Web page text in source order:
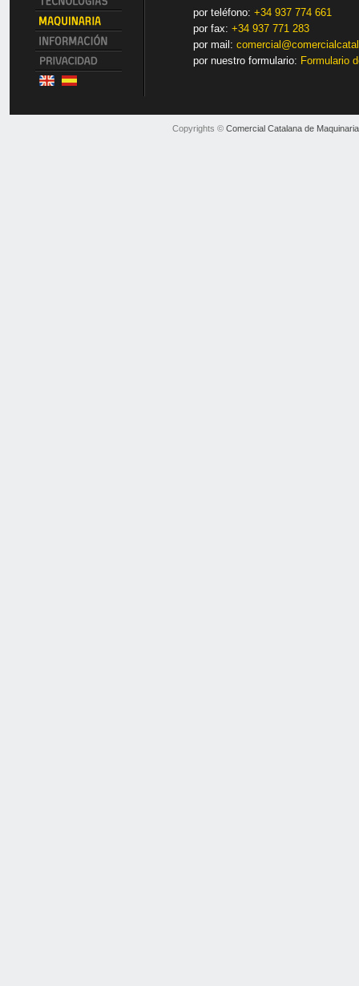
por teléfono: +34 937 774 661
por fax: +34 937 771 283
por mail:
por nuestro formulario: Formulario
Copyrights © Comercial Catalana de